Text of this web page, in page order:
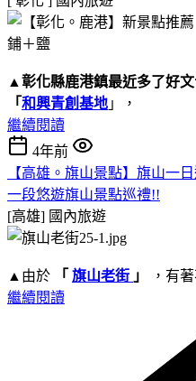
▲ 彰化縣鹿港鎮最近多了好
「和興青創基地 」，
繼續閱讀
4年前
【高雄。旗山景點】旗山一
一段悠遊旗山景點巡禮!!
[高雄] 國內旅遊
▲由於 「 旗山老街 」
，有
繼續閱讀